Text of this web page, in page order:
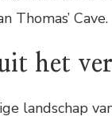
Thomas’ Cave.
het
landschap